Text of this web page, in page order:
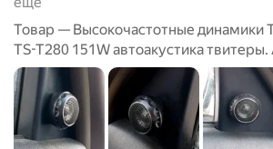
Товар — Высокочастотные динамики
TS-T280 151W автоакустика
Вч динамики колонки пищалки для